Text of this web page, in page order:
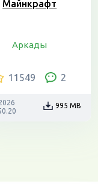
Майнкрафт
Аркады
11549 2
995 MB